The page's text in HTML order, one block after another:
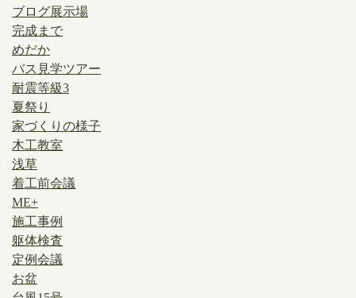
ブログ展示場
完成まで
めだか
バス見学ツアー
耐震等級3
夏祭り
家づくりの様子
木工教室
浅草
着工前会議
ME+
施工事例
躯体検査
定例会議
お盆